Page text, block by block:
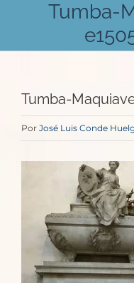
Tumba-
Tumba-
Por José Luis Conde